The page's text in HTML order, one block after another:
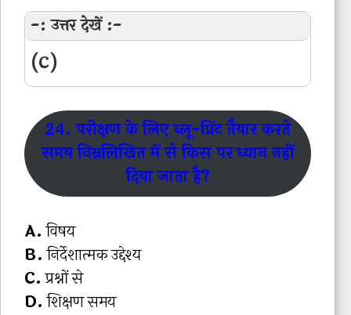
-: उत्तर देखें :-
(C)
24. परीक्षण के लिए ब्लू-प्रिंट तैयार करते
समय निम्नलिखित में से किस पर ध्यान नहीं
दिया जाता है?
A.विषय
B.निर्देशात्मक उद्देश्य
C.प्रश्नों से
D.शिक्षण समय